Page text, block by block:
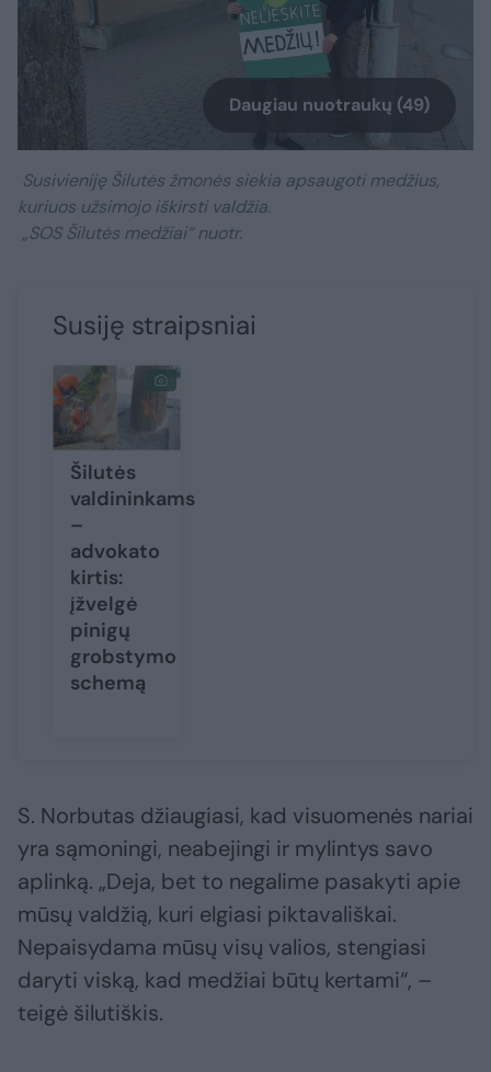
Daugiau nuotraukų (49)
Susivieniję Šilutės žmonės siekia apsaugoti medžius,
kuriuos užsimojo iškirsti valdžia.
„SOS Šilutės medžiai“ nuotr.
Susiję straipsniai
Šilutės
valdininkams
–
advokato
kirtis:
įžvelgė
pinigų
grobstymo
schemą
S. Norbutas džiaugiasi, kad visuomenės nariai
yra sąmoningi, neabejingi ir mylintys savo
aplinką. „Deja, bet to negalime pasakyti apie
mūsų valdžią, kuri elgiasi piktavališkai.
Nepaisydama mūsų visų valios, stengiasi
daryti viską, kad medžiai būtų kertami“, –
teigė šilutiškis.